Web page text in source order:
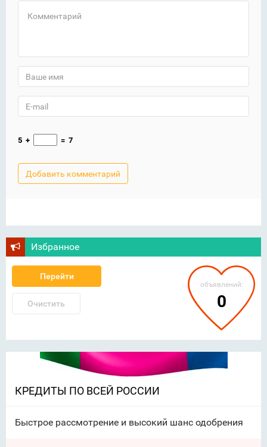
5 + = 7
Избранное
Перейти
Очистить
объявлений:
0
КРЕДИТЫ ПО ВСЕЙ РОССИИ
Быстрое рассмотрение и высокий шанс одобрения